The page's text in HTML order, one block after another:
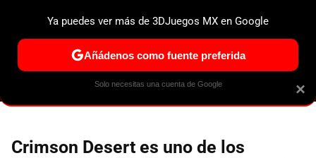
ESPECIALES PS5 NINTENDO SWITCH 2 XBOX
Crimson Desert es uno de los
×
Ya puedes ver más de 3DJuegos MX en Google
Añádenos como fuente preferida
Solo necesitas una cuenta de Google